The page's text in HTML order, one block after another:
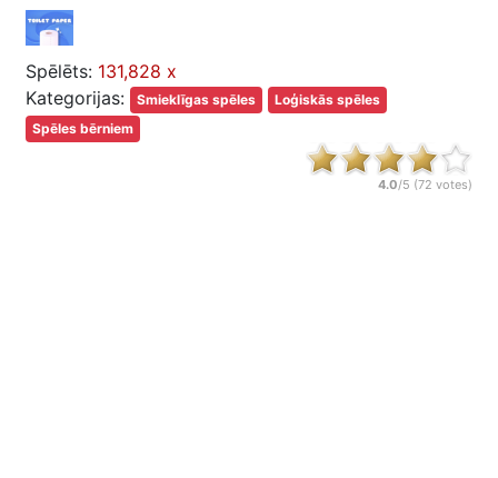
Spēlēts: 131,828 x
Kategorijas:
Smieklīgas spēles
Loģiskās spēles
Spēles bērniem
4.0/5 (72 votes)